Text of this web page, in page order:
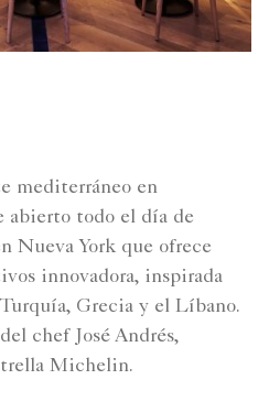
mediterráneo en
abierto todo el día de
Nueva York que ofrece
innovadora, inspirada
Grecia y el Líbano.
chef José Andrés,
Michelin.